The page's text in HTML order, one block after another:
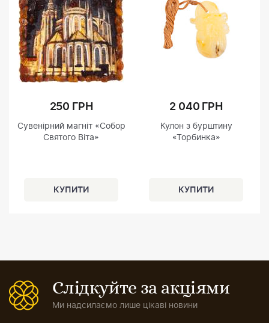
250 ГРН
Сувенірний магніт «Собор
Святого Віта»
2 040 ГРН
Кулон з бурштину
«Торбинка»
Слідкуйте за акціями
Ми надсилаємо лише цікаві новини